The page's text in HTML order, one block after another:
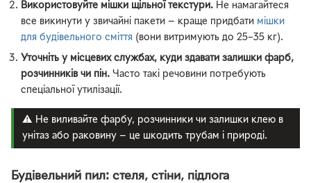
Використовуйте мішки щільної текстури. Не намагайтеся
все викинути у звичайні пакети — краще придбати мішки
для будівельного сміття (вони витримують до 25–35 кг).
Уточніть у місцевих службах, куди здавати залишки фарб,
розчинників чи пін. Часто такі речовини потребують
спеціальної утилізації.
⚠️ Не виливайте фарбу, розчинники чи залишки клею в
унітаз або раковину — це шкодить трубам і природі.
Будівельний пил: стеля, стіни, підлога